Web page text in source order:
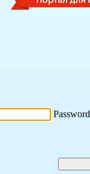
Password